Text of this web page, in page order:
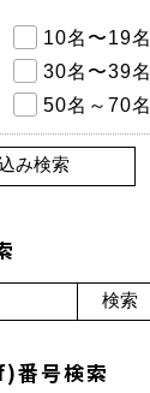
10名〜19名
30名〜39名
50名～70名
み検索
検索
番号検索